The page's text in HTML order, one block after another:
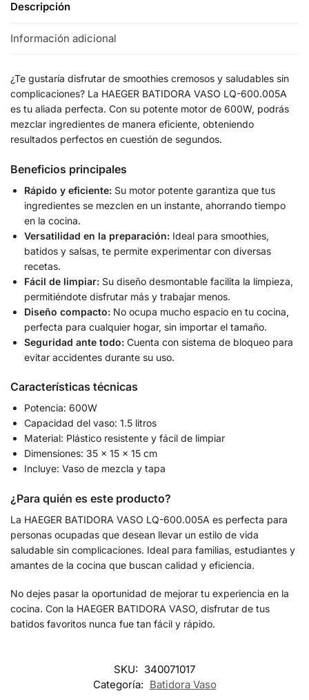
Descripción
Información adicional
¿Te gustaría disfrutar de smoothies cremosos y saludables sin
complicaciones? La HAEGER BATIDORA VASO LQ-600.005A
es tu aliada perfecta. Con su potente motor de 600W, podrás
mezclar ingredientes de manera eficiente, obteniendo
resultados perfectos en cuestión de segundos.
Beneficios principales
Rápido y eficiente: Su motor potente garantiza que tus
ingredientes se mezclen en un instante, ahorrando tiempo
en la cocina.
Versatilidad en la preparación: Ideal para smoothies,
batidos y salsas, te permite experimentar con diversas
recetas.
Fácil de limpiar: Su diseño desmontable facilita la limpieza,
permitiéndote disfrutar más y trabajar menos.
Diseño compacto: No ocupa mucho espacio en tu cocina,
perfecta para cualquier hogar, sin importar el tamaño.
Seguridad ante todo: Cuenta con sistema de bloqueo para
evitar accidentes durante su uso.
Características técnicas
Potencia: 600W
Capacidad del vaso: 1.5 litros
Material: Plástico resistente y fácil de limpiar
Dimensiones: 35 x 15 x 15 cm
Incluye: Vaso de mezcla y tapa
¿Para quién es este producto?
La HAEGER BATIDORA VASO LQ-600.005A es perfecta para
personas ocupadas que desean llevar un estilo de vida
saludable sin complicaciones. Ideal para familias, estudiantes y
amantes de la cocina que buscan calidad y eficiencia.
No dejes pasar la oportunidad de mejorar tu experiencia en la
cocina. Con la HAEGER BATIDORA VASO, disfrutar de tus
batidos favoritos nunca fue tan fácil y rápido.
SKU: 340071017
Categoría: Batidora Vaso